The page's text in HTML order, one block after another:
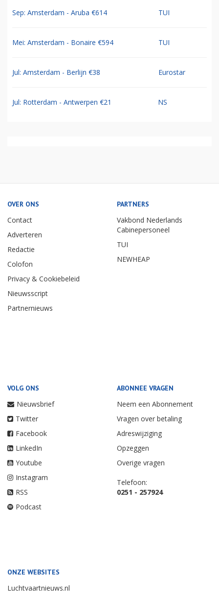
Sep: Amsterdam - Aruba €614 TUI
Mei: Amsterdam - Bonaire €594 TUI
Jul: Amsterdam - Berlijn €38 Eurostar
Jul: Rotterdam - Antwerpen €21 NS
OVER ONS
Contact
Adverteren
Redactie
Colofon
Privacy & Cookiebeleid
Nieuwsscript
Partnernieuws
PARTNERS
Vakbond Nederlands
Cabinepersoneel
TUI
NEWHEAP
VOLG ONS
Nieuwsbrief
Twitter
Facebook
LinkedIn
Youtube
Instagram
RSS
Podcast
ABONNEE VRAGEN
Neem een Abonnement
Vragen over betaling
Adreswijziging
Opzeggen
Overige vragen
Telefoon:
0251 - 257924
ONZE WEBSITES
Luchtvaartnieuws.nl